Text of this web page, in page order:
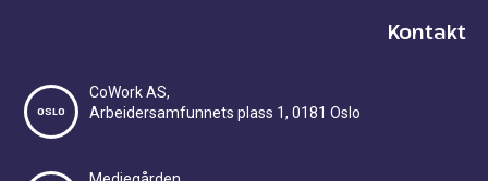
Kontakt
OSLO
CoWork AS,
Arbeidersamfunnets plass 1, 0181 Oslo